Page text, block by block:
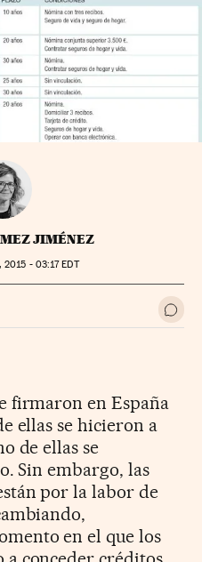
JIMÉNEZ
2015 - 03:17EDT
Sociales Ir a
firmaron en España
ellas se hicieron a
de ellas se
Sin embargo, las
por la labor de
en el que los